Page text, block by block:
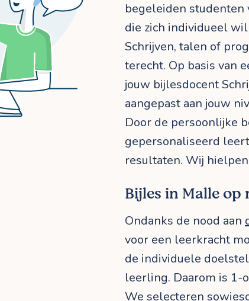
begeleiden studenten
die zich individueel
Schrijven, talen of
terecht. Op basis van
jouw bijlesdocent
aangepast aan jouw
Door de persoonlijke
gepersonaliseerd
resultaten. Wij
Bijles in Malle op
Ondanks de nood aan
voor een leerkracht
de individuele
leerling. Daarom is 1-
We selecteren